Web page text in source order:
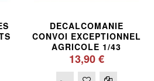
DECALCOMANIE
CONVOI EXCEPTIONNEL
AGRICOLE 1/43
13,90 €